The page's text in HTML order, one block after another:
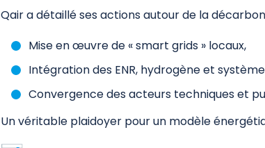
Qair a détaillé ses actions autour de la
Mise en œuvre de « smart grids » locaux,
Intégration des ENR, hydrogène et
Convergence des acteurs techniques et
Un véritable plaidoyer pour un modèle